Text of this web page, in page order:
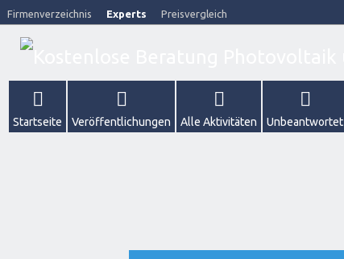
Firmenverzeichnis Experts Preisvergleich
Startseite Veröffentlichungen Alle Aktivitäten Unbeantwortet